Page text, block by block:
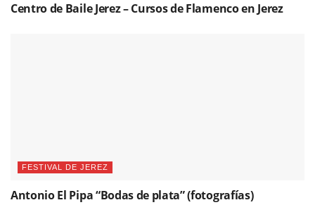
Centro de Baile Jerez – Cursos de Flamenco en Jerez
FESTIVAL DE JEREZ
Antonio El Pipa “Bodas de plata” (fotografías)